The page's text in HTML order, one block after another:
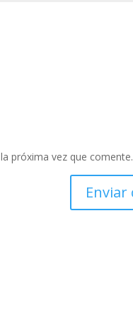
próxima vez que comente.